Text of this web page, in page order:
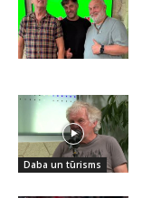
Daba un tūrisms